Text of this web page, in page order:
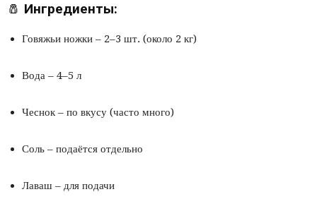
🧂 Ингредиенты:
Говяжьи ножки – 2–3 шт. (около 2 кг)
Вода – 4–5 л
Чеснок – по вкусу (часто много)
Соль – подаётся отдельно
Лаваш – для подачи